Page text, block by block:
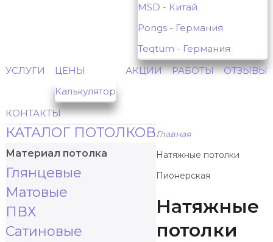
MSD - Китай
Pongs - Германия
Teqtum - Германия
УСЛУГИ
ЦЕНЫ
Калькулятор
АКЦИИ РАБОТЫ ОТЗЫВЫ
КОНТАКТЫ
КАТАЛОГ ПОТОЛКОВ
Материал потолка
Глянцевые
Матовые
ПВХ
Сатиновые
Главная
Натяжные потолки
Пионерская
Натяжные
потолки